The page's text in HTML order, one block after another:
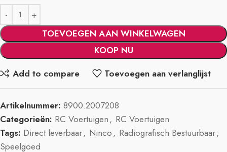
TOEVOEGEN AAN WINKELWAGEN
KOOP NU
Add to compare
Toevoegen aan verlanglijst
Artikelnummer: 8900.2007208
Categorieën: RC Voertuigen, RC Voertuigen
Tags: Direct leverbaar, Ninco, Radiografisch Bestuurbaar,
Speelgoed